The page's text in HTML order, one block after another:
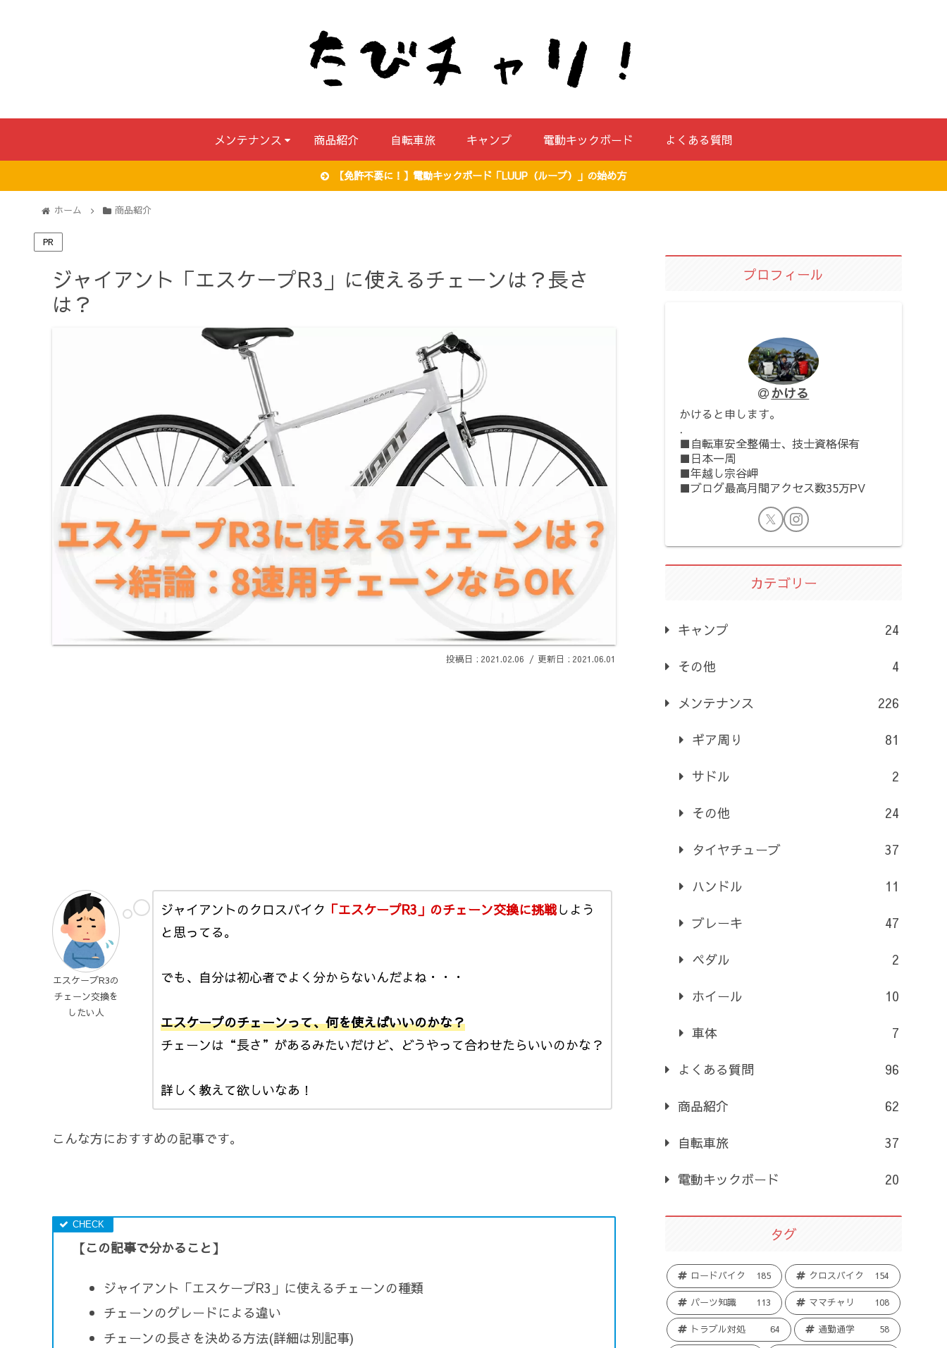
メンテナンス 商品紹介 自転車旅 キャンプ 電動キックボード よくある質問
【免許不要に！】電動キックボード「LUUP（ループ）」の始め方
ホーム 商品紹介
PR
ジャイアント「エスケープR3」に使えるチェーンは？長さ
は？
2021.02.06 2021.06.01
エスケープR3の
チェーン交換を
したい人
ジャイアントのクロスバイク 「エスケープR3」のチェーン交換に挑戦しよう
と思ってる。
でも、自分は初心者でよく分からないんだよね・・・
エスケープのチェーンって、何を使えばいいのかな？
チェーンは“長さ”があるみたいだけど、どうやって合わせたらいいのかな？
詳しく教えて欲しいなあ！
こんな方におすすめの記事です。
【この記事で分かること】
ジャイアント「エスケープR3」に使えるチェーンの種類
チェーンのグレードによる違い
チェーンの長さを決める方法(詳細は別記事)
プロフィール
かける
かけると申します。
.
■自転車安全整備士、技士資格保有
■日本一周
■年越し宗谷岬
■ブログ最高月間アクセス数35万PV
カテゴリー
キャンプ 24
その他 4
メンテナンス 226
ギア周り 81
サドル 2
その他 24
タイヤチューブ 37
ハンドル 11
ブレーキ 47
ペダル 2
ホイール 10
車体 7
よくある質問 96
商品紹介 62
自転車旅 37
電動キックボード 20
タグ
ロードバイク 185 クロスバイク 154
パーツ知識 113 ママチャリ 108
トラブル対処 64 通勤通学 58